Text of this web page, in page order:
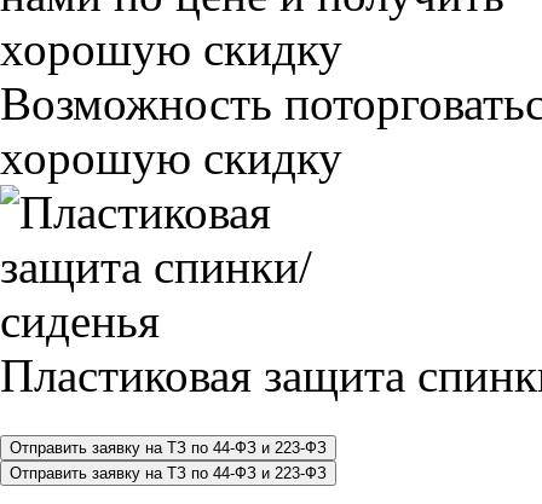
Возможность
хорошую скидку
Пластиковая защита